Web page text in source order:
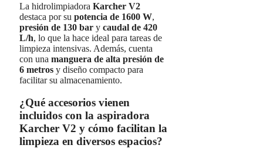
La hidrolimpiadora Karcher V2
destaca por su potencia de 1600 W,
presión de 130 bar y caudal de 420
L/h, lo que la hace ideal para tareas de
limpieza intensivas. Además, cuenta
con una manguera de alta presión de
6 metros y diseño compacto para
facilitar su almacenamiento.
¿Qué accesorios vienen
incluidos con la aspiradora
Karcher V2 y cómo facilitan la
limpieza en diversos espacios?